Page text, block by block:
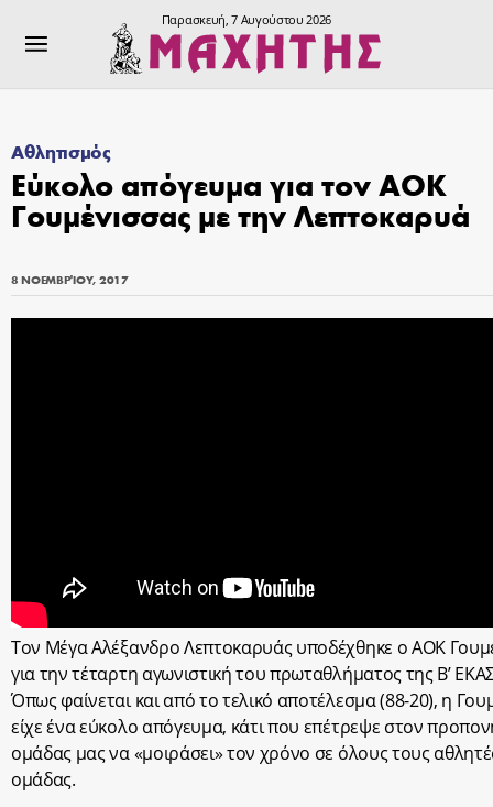
Παρασκευή, 7 Αυγούστου 2026
Αθλητισμός
Εύκολο απόγευμα για τον ΑΟΚ
Γουμένισσας με την Λεπτοκαρυά
8 ΝΟΕΜΒΡΊΟΥ, 2017
Τον Μέγα Αλέξανδρο Λεπτοκαρυάς υποδέχθηκε ο ΑΟΚ
για την τέταρτη αγωνιστική του πρωταθλήματος της Β’
Όπως φαίνεται και από το τελικό αποτέλεσμα (88-20), η
είχε ένα εύκολο απόγευμα, κάτι που επέτρεψε στον
ομάδας μας να «μοιράσει» τον χρόνο σε όλους τους
ομάδας.